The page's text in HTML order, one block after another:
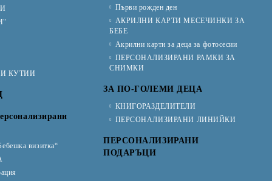
КУТИИ
визитка“
Първи рожден ден
АКРИЛНИ КАРТИ МЕСЕЧИНКИ ЗА
БЕБЕ
Акрилни карти за деца за фотосесии
ПЕРСОНАЛИЗИРАНИ РАМКИ ЗА
СНИМКИ
ЗА ПО-ГОЛЕМИ ДЕЦА
КНИГОРАЗДЕЛИТЕЛИ
ПЕРСОНАЛИЗИРАНИ ЛИНИЙКИ
ПЕРСОНАЛИЗИРАНИ
ПОДАРЪЦИ